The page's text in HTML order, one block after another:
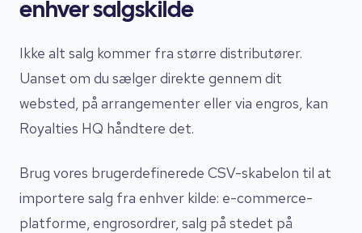
enhver salgskilde
Ikke alt salg kommer fra større distributører.
Uanset om du sælger direkte gennem dit
websted, på arrangementer eller via engros, kan
Royalties HQ håndtere det.
Brug vores brugerdefinerede CSV-skabelon til at
importere salg fra enhver kilde: e-commerce-
platforme, engrosordrer, salg på stedet på